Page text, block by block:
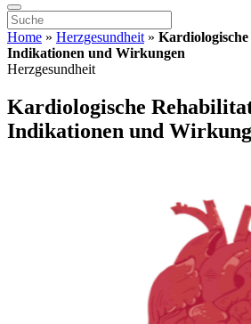
Home » Herzgesundheit »
Indikationen und Wirkungen
Herzgesundheit
Kardiologische
Indikationen und